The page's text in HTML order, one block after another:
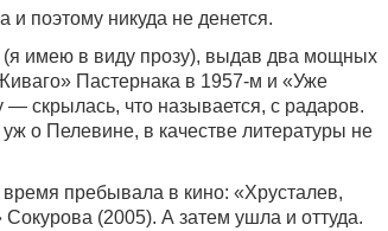
и поэтому никуда не денется.
(я имею в виду прозу), выдав два мощных
Пастернака в 1957-м и «Уже
скрылась, что называется, с радаров.
о Пелевине, в качестве литературы не
пребывала в кино: «Хрусталев,
(2005). А затем ушла и оттуда.